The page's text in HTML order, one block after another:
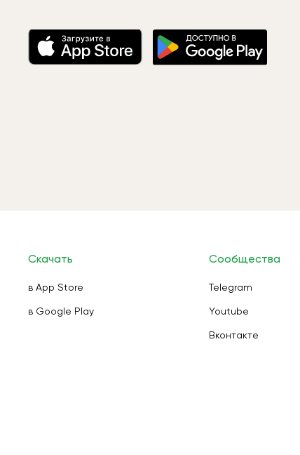
Скачать
в App Store
в Google Play
Сообщества
Telegram
Youtube
Вконтакте